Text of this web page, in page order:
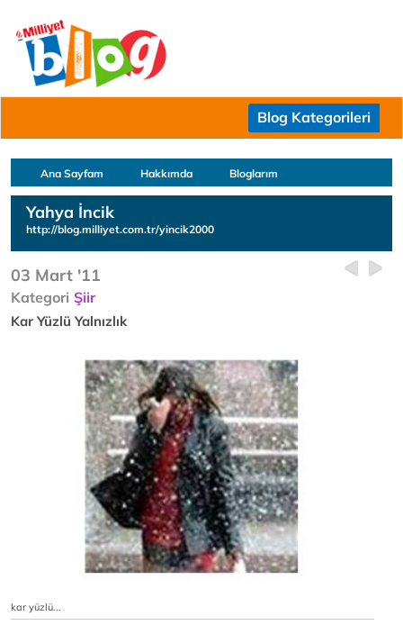
Blog Kategorileri
Ana Sayfam Hakkımda Bloglarım
Yahya İncik
http://blog.milliyet.com.tr/yincik2000
03 Mart '11
Kategori Şiir
Kar Yüzlü Yalnızlık
kar yüzlü...